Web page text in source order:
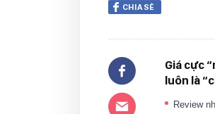
CHIA SẺ
Giá cực
luôn là
Review